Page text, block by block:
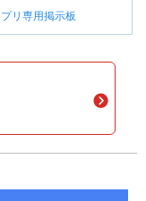
リ専用掲示板